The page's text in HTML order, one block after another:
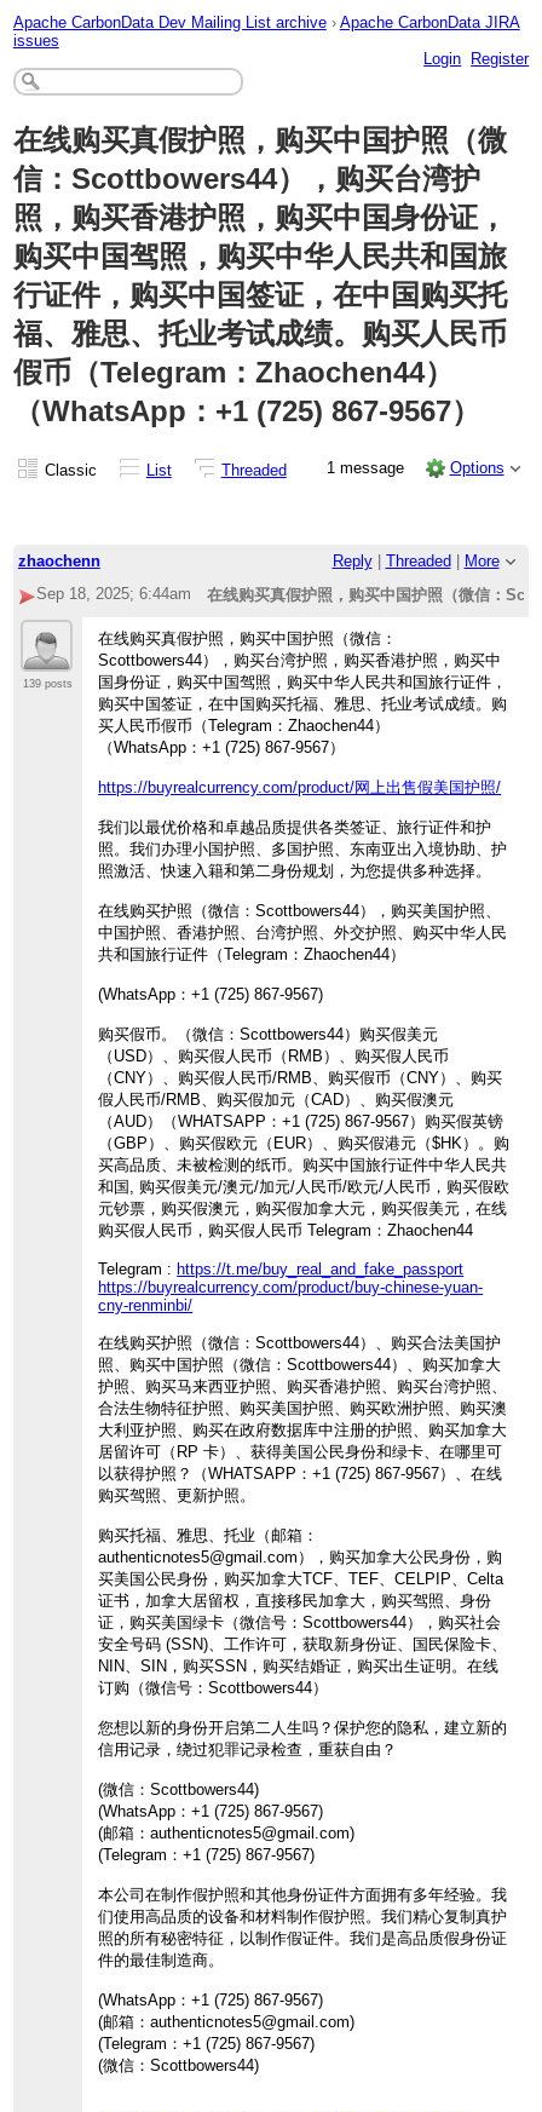
Apache CarbonData Dev Mailing List archive › Apache CarbonData JIRA
issues
Login
Register
在线购买真假护照，购买中国护照（微
信：Scottbowers44），购买台湾护
照，购买香港护照，购买中国身份证，
购买中国驾照，购买中华人民共和国旅
行证件，购买中国签证，在中国购买托
福、 雅思、托业考试成绩。购买人民币
假币（Telegram：Zhaochen44）
（WhatsApp：+1 (725) 867-9567）
Classic List Threaded 1 message Options
zhaochenn Reply| Threaded
More
Sep 18, 2025; 6:44am
在线购买真假护照，购买中国护照（微信：
照，购买中华人民共和国旅行证件，购买中国
雅思、托业考试成绩。购买人民币假币（
chen44） （WhatsApp：+1 (725) 867-9567）
139 posts
在线购买真假护照，购买中国护照（微信：
Scottbowers44），购买台湾护照，购买香港护照，购买中
国身份证，购买中国驾照，购买中华人民共和国旅行证件，
购买中国签证，在中国购买托福、雅思、托业考试成绩。购
买人民币假币（Telegram：Zhaochen44）
（WhatsApp：+1 (725) 867-9567）
https://buyrealcurrency.com/product/网上出售假美国护照/
我们以最优价格和卓越品质提供各类签证、旅行证件和护
照。我们办理小国护照、多国护照、东南亚出入境协助、护
照激活、快速入籍和第二身份规划，为您提供多种选择。
在线购买护照（微信：Scottbowers44），购买美国护照、
中国护照、香港护照、台湾护照、外交护照、购买中华人民
共和国旅行证件（Telegram：Zhaochen44）
(WhatsApp：+1 (725) 867-9567)
购买假币。（微信：Scottbowers44）购买假美元
（USD）、购买假人民币（RMB）、购买假人民币
（CNY）、购买假人民币/RMB、购买假币（CNY）、购买
假人民币/RMB、购买假加元（CAD）、购买假澳元
（AUD）（WHATSAPP：+1 (725) 867-9567）购买假英镑
（GBP）、购买假欧元（EUR）、购买假港元（$HK）。购
买高品质、未被检测的纸币。购买中国旅行证件中华人民共
和国, 购买假美元/澳元/加元/人民币/欧元/人民币，购买假欧
元钞票，购买假澳元，购买假加拿大元，购买假美元，在线
购买假人民币，购买假人民币 Telegram：Zhaochen44
Telegram : https://t.me/buy_real_and_fake_passport
https://buyrealcurrency.com/product/buy-chinese-yuan-
cny-renminbi/
在线购买护照（微信：Scottbowers44）、购买合法美国护
照、购买中国护照（微信：Scottbowers44）、购买加拿大
护照、购买马来西亚护照、购买香港护照、购买台湾护照、
合法生物特征护照、购买美国护照、购买欧洲护照、购买澳
大利亚护照、购买在政府数据库中注册的护照、购买加拿大
居留许可（RP 卡）、获得美国公民身份和绿卡、在哪里可
以获得护照？（WHATSAPP：+1 (725) 867-9567）、在线
购买驾照、更新护照。
购买托福、雅思、托业（邮箱：
authenticnotes5@gmail.com），购买加拿大公民身份，购
买美国公民身份，购买加拿大TCF、TEF、CELPIP、Celta
证书，加拿大居留权，直接移民加拿大，购买驾照、身份
证，购买美国绿卡（微信号：Scottbowers44），购买社会
安全号码 (SSN)、工作许可，获取新身份证、国民保险卡、
NIN、SIN，购买SSN，购买结婚证，购买出生证明。在线
订购（微信号：Scottbowers44）
您想以新的身份开启第二人生吗？保护您的隐私，建立新的
信用记录，绕过犯罪记录检查，重获自由？
(微信：Scottbowers44)
(WhatsApp：+1 (725) 867-9567)
(邮箱：authenticnotes5@gmail.com)
(Telegram：+1 (725) 867-9567)
本公司在制作假护照和其他身份证件方面拥有多年经验。我
们使用高品质的设备和材料制作假护照。我们精心复制真护
照的所有秘密特征，以制作假证件。我们是高品质假身份证
件的最佳制造商。
(WhatsApp：+1 (725) 867-9567)
(邮箱：authenticnotes5@gmail.com)
(Telegram：+1 (725) 867-9567)
(微信：Scottbowers44)